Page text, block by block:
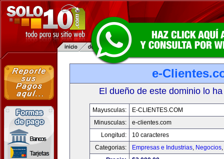
e-
El dueño de este dominio lo
Mayusculas:
E-CLIENTES.COM
Minusculas:
e-clientes.com
Longitud:
10 caracteres
Categorias:
Empresas e Industrias, Negocios,